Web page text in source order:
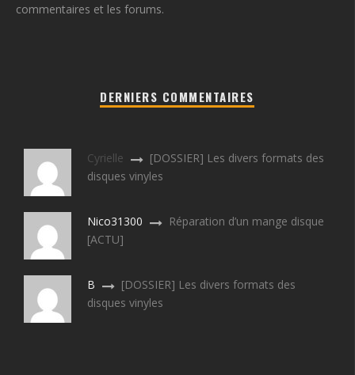
commentaires et les forums.
DERNIERS COMMENTAIRES
Cyrielle
[DOSSIER] Les divers formats des
disques vinyles
Nico31300
Réparation d’un mange disque
[ACTU]
B
[DOSSIER] Les divers formats des
disques vinyles